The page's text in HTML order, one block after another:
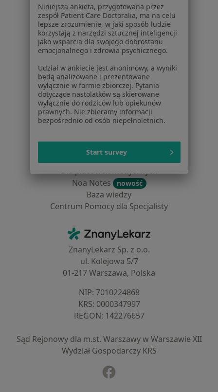
Dla pacjentów
Lekarze
Placówki medyczne
Pytania i odpowiedzi
Usługi i zabiegi
Choroby
Pomoc
Aplikacje mobilne
Blog dla pacjentów
Cennik
Dla lekarzy
Dla placówek medycznych
Noa Notes
nowość
Baza wiedzy
Centrum Pomocy dla Specjalisty
ZnanyLekarz - Strona główna
ZnanyLekarz Sp. z o.o.
ul. Kolejowa 5/7
01-217 Warszawa, Polska
NIP: ⁠7010224868
KRS: ⁠0000347997
REGON: ⁠142276657
Sąd Rejonowy dla m.st. Warszawy w Warszawie XII
Wydział Gospodarczy KRS
Niniejsza ankieta, przygotowana przez
zespół Patient Care Doctoralia, ma na celu
lepsze zrozumienie, w jaki sposób ludzie
korzystają z narzędzi sztucznej inteligencji
jako wsparcia dla swojego dobrostanu
emocjonalnego i zdrowia psychicznego.
Udział w ankiecie jest anonimowy, a wyniki
będą analizowane i prezentowane
wyłącznie w formie zbiorczej. Pytania
dotyczące nastolatków są skierowane
wyłącznie do rodziców lub opiekunów
prawnych. Nie zbieramy informacji
bezpośrednio od osób niepełnoletnich.
Start survey